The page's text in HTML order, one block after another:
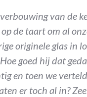
van de
op de taart om al
originele glas in
goed hij dat
en toen we
er toch al in?